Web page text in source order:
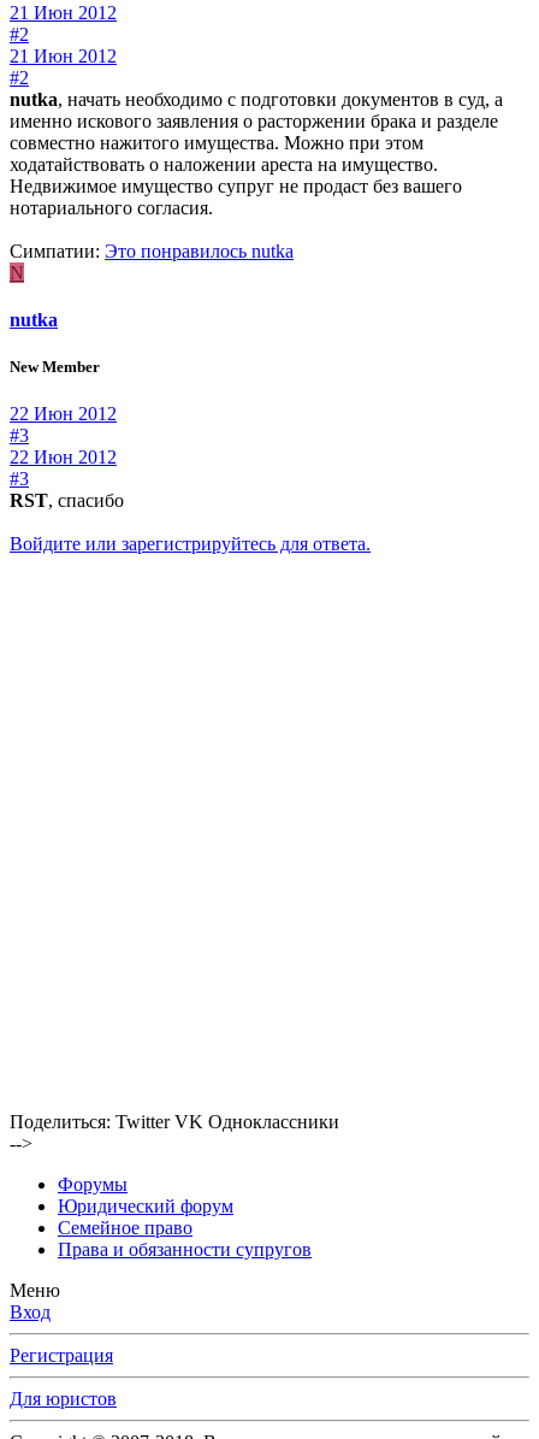
21 Июн 2012
#2
21 Июн 2012
#2
nutka, начать необходимо с подготовки документов в суд, а
именно искового заявления о расторжении брака и разделе
совместно нажитого имущества. Можно при этом
ходатайствовать о наложении ареста на имущество.
Недвижимое имущество супруг не продаст без вашего
нотариального согласия.
Симпатии: Это понравилось nutka
N
nutka
New Member
22 Июн 2012
#3
22 Июн 2012
#3
RST, спасибо
Войдите или зарегистрируйтесь для ответа.
Поделиться: Twitter VK Одноклассники
-->
Форумы
Юридический форум
Семейное право
Права и обязанности супругов
Меню
Вход
Регистрация
Для юристов